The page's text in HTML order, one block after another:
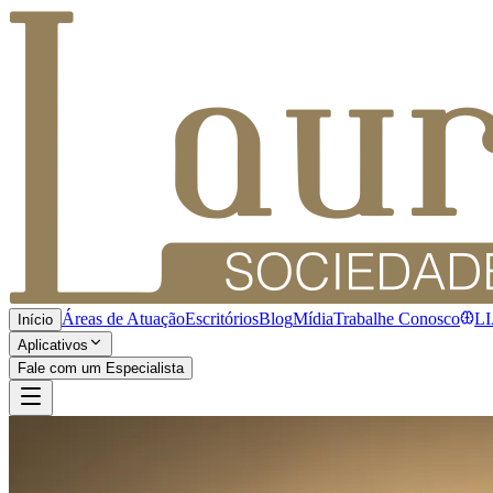
Início Áreas de AtuaçãoEscritóriosBlogMídiaTrabalhe Conosco
Aplicativos
Fale com um Especialista